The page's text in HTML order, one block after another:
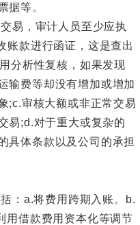
据等。
，审计人员至少应执
账款进行函证，这是查出
分析性复核，如果发现
输费等却没有增加或增加
;c.审核大额或非正常交易
易;d.对于重大或复杂的
具体条款以及公司的承担
a.将费用跨期入账。b.
用借款费用资本化等调节